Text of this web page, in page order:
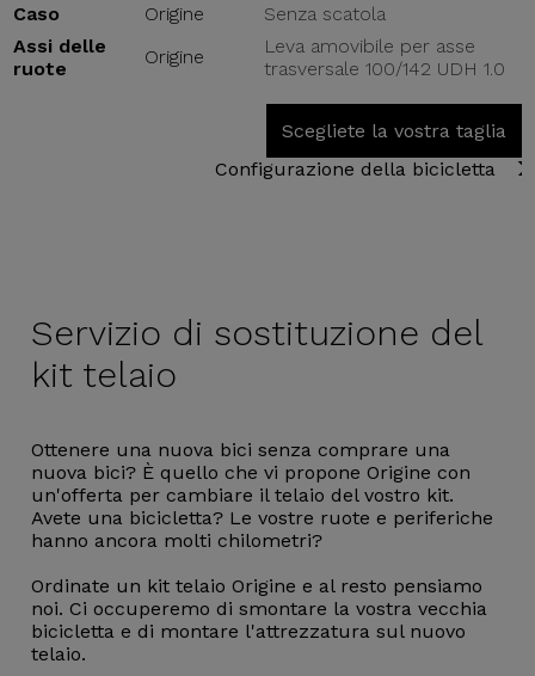
Caso
Origine
Senza scatola
Assi delle
ruote
Origine
Leva amovibile per asse
trasversale 100/142 UDH 1.0
Scegliete la vostra taglia
Configurazione della bicicletta
Servizio di sostituzione del
kit telaio
Ottenere una nuova bici senza comprare una
nuova bici? È quello che vi propone Origine con
un'offerta per cambiare il telaio del vostro kit.
Avete una bicicletta? Le vostre ruote e periferiche
hanno ancora molti chilometri?
Ordinate un kit telaio Origine e al resto pensiamo
noi. Ci occuperemo di smontare la vostra vecchia
bicicletta e di montare l'attrezzatura sul nuovo
telaio.